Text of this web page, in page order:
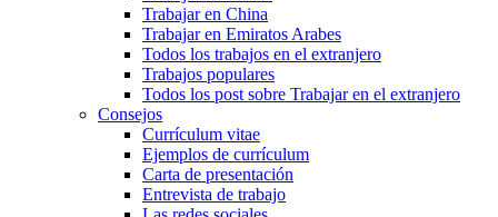
Trabajar en China
Trabajar en Emiratos Arabes
Todos los trabajos en el extranjero
Trabajos populares
Todos los post sobre Trabajar en el extranjero
Consejos
Currículum vitae
Ejemplos de currículum
Carta de presentación
Entrevista de trabajo